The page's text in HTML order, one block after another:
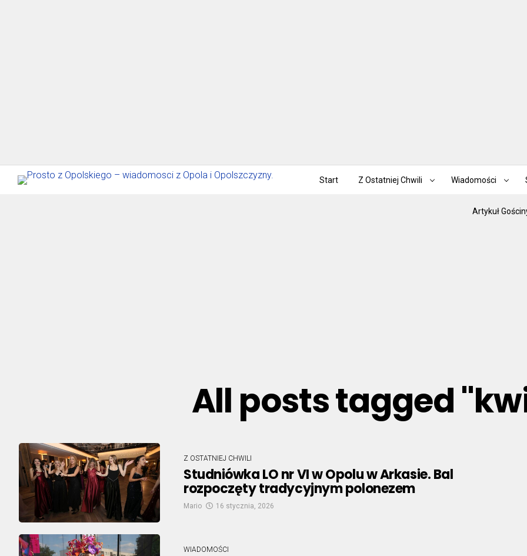
Start Z Ostatniej Chwili Wiadomości
Artykuł
All posts tagged
Z OSTATNIEJ CHWILI
Studniówka LO nr VI w Opolu w Arkasie. Bal
rozpoczęty tradycyjnym polonezem
Mario 16 stycznia, 2026
WIADOMOŚCI